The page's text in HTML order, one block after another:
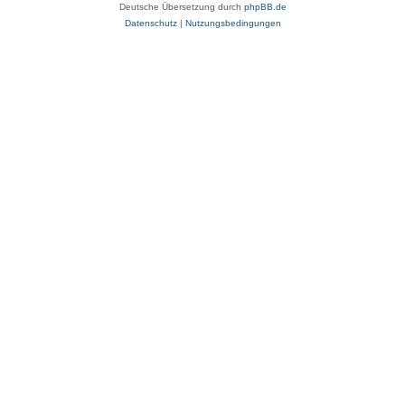
Deutsche Übersetzung durch phpBB.de
Datenschutz| Nutzungsbedingungen